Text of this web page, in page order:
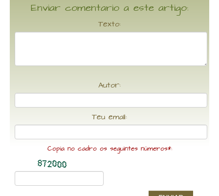
Enviar comentario a este artigo:
Texto:
Autor:
Teu email:
Copia no cadro os seguintes números*: